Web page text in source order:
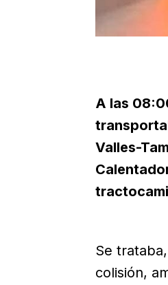
A las
Valles-
Se
colisión,